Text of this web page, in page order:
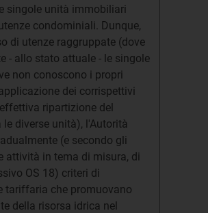
singole unità immobiliari
condominiali. Dunque,
di utenze raggruppate (dove
- allo stato attuale - le singole
non conoscono i propri
dei corrispettivi
ripartizione del
le diverse unità), l'Autorità
(e secondo gli
attività in tema di misura, di
OS 18) criteri di
tariffaria che promuovano
della risorsa idrica nel